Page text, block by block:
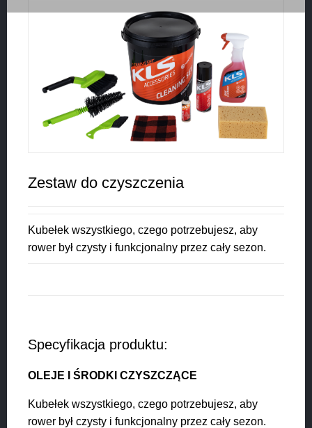
Zestaw do czyszczenia
Kubełek wszystkiego, czego potrzebujesz, aby
rower był czysty i funkcjonalny przez cały sezon.
Specyfikacja produktu:
OLEJE I ŚRODKI CZYSZCZĄCE
Kubełek wszystkiego, czego potrzebujesz, aby
rower był czysty i funkcjonalny przez cały sezon.